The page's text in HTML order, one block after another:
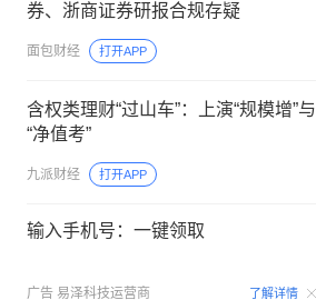
券、浙商证券研报合规存疑
面包财经 打开APP
含权类理财“过山车”：上演“规模增”与
“净值考”
九派财经 打开APP
输入手机号：一键领取
广告 易泽科技运营商 了解详情